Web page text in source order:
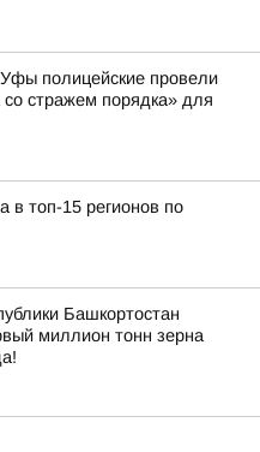
полицейские провели
стражем порядка» для
в топ-15 регионов по
Башкортостан
миллион тонн зерна